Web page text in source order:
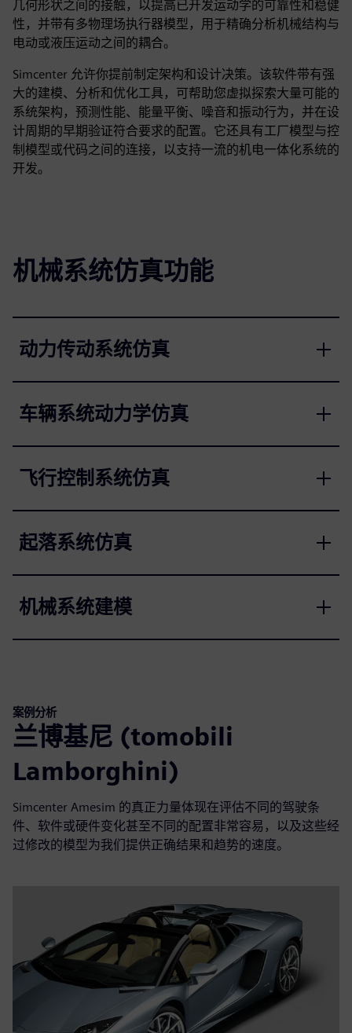
几何形状之间的接触，以提高已开发运动学的可靠性和稳健
性，并带有多物理场执行器模型，用于精确分析机械结构与
电动或液压运动之间的耦合。
Simcenter 允许你提前制定架构和设计决策。该软件带有强
大的建模、分析和优化工具，可帮助您虚拟探索大量可能的
系统架构，预测性能、能量平衡、噪音和振动行为，并在设
计周期的早期验证符合要求的配置。它还具有工厂模型与控
制模型或代码之间的连接，以支持一流的机电一体化系统的
开发。
机械系统仿真功能
动力传动系统仿真
车辆系统动力学仿真
飞行控制系统仿真
起落系统仿真
机械系统建模
案例分析
兰博基尼 (tomobili
Lamborghini)
Simcenter Amesim 的真正力量体现在评估不同的驾驶条
件、软件或硬件变化甚至不同的配置非常容易，以及这些经
过修改的模型为我们提供正确结果和趋势的速度。